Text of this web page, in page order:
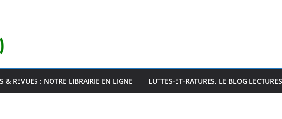
& REVUES : NOTRE LIBRAIRIE EN LIGNE LUTTES-ET-RATURES, LE BLOG LECTURES